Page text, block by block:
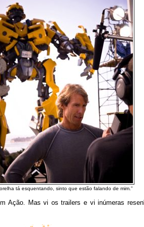
tá esquentando, sinto que estão falando de mim.”
Ação. Mas vi os trailers e vi inúmeras